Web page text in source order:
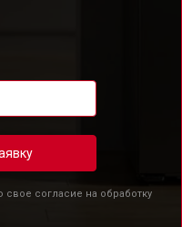
согласие на обработку